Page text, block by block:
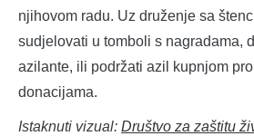
njihovom radu. Uz druženje sa
sudjelovati u tomboli s nagradama,
azilante, ili podržati azil kupnjom
donacijama.
Istaknuti vizual: Društvo za zaštitu